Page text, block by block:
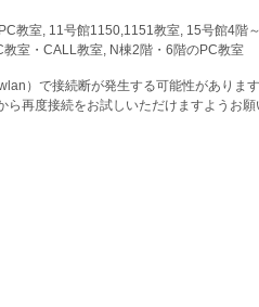
室, 11号館1150,1151教室, 15号館4階
室・CALL教室, N棟2階・6階のPC教室
）で接続断が発生する可能性があります
接続をお試しいただけますようお願い